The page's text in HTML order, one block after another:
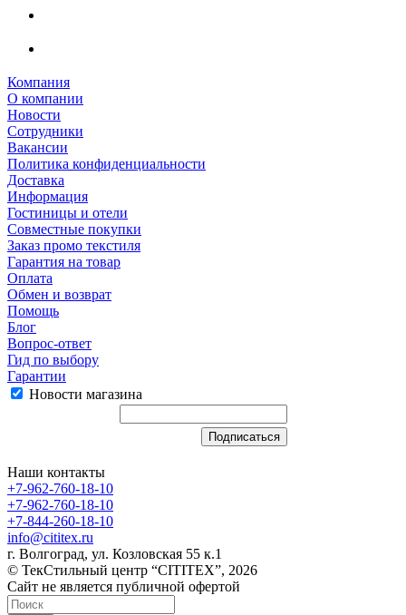
Компания
О компании
Новости
Сотрудники
Вакансии
Политика конфиденциальности
Доставка
Информация
Гостиницы и отели
Совместные покупки
Заказ промо текстиля
Гарантия на товар
Оплата
Обмен и возврат
Помощь
Блог
Вопрос-ответ
Гид по выбору
Гарантии
Новости магазина
Наши контакты
+7-962-760-18-10
+7-962-760-18-10
+7-844-260-18-10
info@cititex.ru
г. Волгоград, ул. Козловская 55 к.1
© ТекСтильный центр “CITITEX”, 2026
Сайт не является публичной офертой